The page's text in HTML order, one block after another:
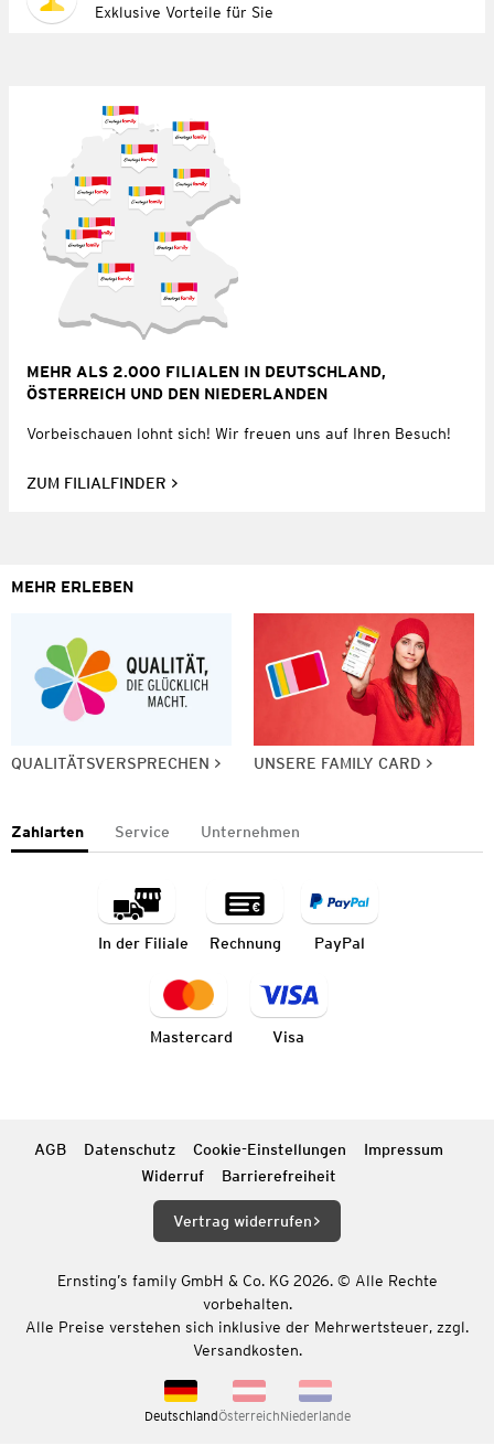
Exklusive Vorteile für Sie
MEHR ALS 2.000 FILIALEN IN DEUTSCHLAND,
ÖSTERREICH UND DEN NIEDERLANDEN
Vorbeischauen lohnt sich! Wir freuen uns auf Ihren Besuch!
ZUM FILIALFINDER
MEHR ERLEBEN
QUALITÄTSVERSPRECHEN UNSERE FAMILY CARD
Zahlarten Service Unternehmen
In der Filiale Rechnung PayPal
Mastercard Visa
AGB Datenschutz Cookie-Einstellungen
Impressum
Widerruf
Barrierefreiheit
Vertrag widerrufen
Ernsting’s family GmbH & Co. KG 2026. © Alle Rechte
vorbehalten.
Alle Preise verstehen sich inklusive der Mehrwertsteuer, zzgl.
Versandkosten.
DeutschlandÖsterreichNiederlande